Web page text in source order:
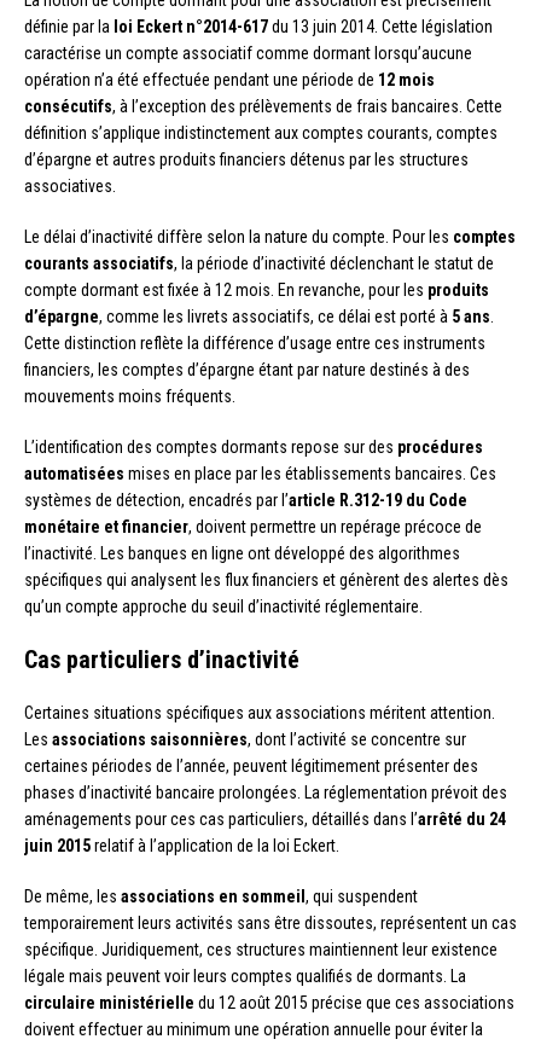
définie par la loi Eckert n°2014-617du 13 juin 2014. Cette législation
caractérise un compte associatif comme dormant lorsqu’aucune
opération n’a été effectuée pendant une période de 12 mois
consécutifs, à l’exception des prélèvements de frais bancaires. Cette
définition s’applique indistinctement aux comptes courants, comptes
d’épargne et autres produits financiers détenus par les structures
associatives.
Le délai d’inactivité diffère selon la nature du compte. Pour les comptes
courants associatifs, la période d’inactivité déclenchant le statut de
compte dormant est fixée à 12 mois. En revanche, pour les produits
d’épargne, comme les livrets associatifs, ce délai est porté à 5 ans.
Cette distinction reflète la différence d’usage entre ces instruments
financiers, les comptes d’épargne étant par nature destinés à des
mouvements moins fréquents.
L’identification des comptes dormants repose sur des procédures
automatisées mises en place par les établissements bancaires. Ces
systèmes de détection, encadrés par l’article R.312-19 du Code
monétaire et financier, doivent permettre un repérage précoce de
l’inactivité. Les banques en ligne ont développé des algorithmes
spécifiques qui analysent les flux financiers et génèrent des alertes dès
qu’un compte approche du seuil d’inactivité réglementaire.
Cas particuliers d’inactivité
Certaines situations spécifiques aux associations méritent attention.
Les associations saisonnières, dont l’activité se concentre sur
certaines périodes de l’année, peuvent légitimement présenter des
phases d’inactivité bancaire prolongées. La réglementation prévoit des
aménagements pour ces cas particuliers, détaillés dans l’arrêté du 24
juin 2015relatif à l’application de la loi Eckert.
De même, les associations en sommeil , qui suspendent
temporairement leurs activités sans être dissoutes, représentent un cas
spécifique. Juridiquement, ces structures maintiennent leur existence
légale mais peuvent voir leurs comptes qualifiés de dormants. La
circulaire ministérielle du 12 août 2015 précise que ces associations
doivent effectuer au minimum une opération annuelle pour éviter la